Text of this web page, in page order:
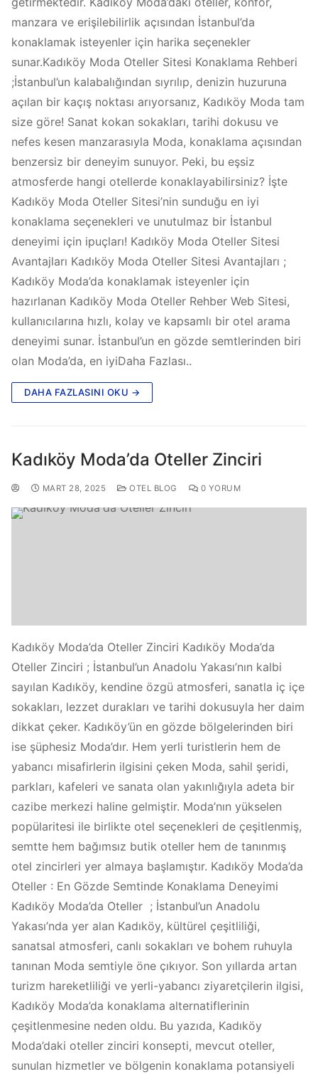
manzara ve erişilebilirlik açısından İstanbul’da
konaklamak isteyenler için harika seçenekler
sunar.Kadıköy Moda Oteller Sitesi Konaklama Rehberi
;İstanbul’un kalabalığından sıyrılıp, denizin huzuruna
açılan bir kaçış noktası arıyorsanız, Kadıköy Moda tam
size göre! Sanat kokan sokakları, tarihi dokusu ve
nefes kesen manzarasıyla Moda, konaklama açısından
benzersiz bir deneyim sunuyor. Peki, bu eşsiz
atmosferde hangi otellerde konaklayabilirsiniz? İşte
Kadıköy Moda Oteller Sitesi’nin sunduğu en iyi
konaklama seçenekleri ve unutulmaz bir İstanbul
deneyimi için ipuçları! Kadıköy Moda Oteller Sitesi
Avantajları Kadıköy Moda Oteller Sitesi Avantajları ;
Kadıköy Moda’da konaklamak isteyenler için
hazırlanan Kadıköy Moda Oteller Rehber Web Sitesi,
kullanıcılarına hızlı, kolay ve kapsamlı bir otel arama
deneyimi sunar. İstanbul’un en gözde semtlerinden biri
olan Moda’da, en iyiDaha Fazlası..
DAHA FAZLASINI OKU →
Kadıköy Moda’da Oteller Zinciri
MART 28, 2025 OTEL BLOG 0 YORUM
Kadıköy Moda’da Oteller Zinciri Kadıköy Moda’da
Oteller Zinciri ; İstanbul’un Anadolu Yakası’nın kalbi
sayılan Kadıköy, kendine özgü atmosferi, sanatla iç içe
sokakları, lezzet durakları ve tarihi dokusuyla her daim
dikkat çeker. Kadıköy’ün en gözde bölgelerinden biri
ise şüphesiz Moda’dır. Hem yerli turistlerin hem de
yabancı misafirlerin ilgisini çeken Moda, sahil şeridi,
parkları, kafeleri ve sanata olan yakınlığıyla adeta bir
cazibe merkezi haline gelmiştir. Moda’nın yükselen
popülaritesi ile birlikte otel seçenekleri de çeşitlenmiş,
semtte hem bağımsız butik oteller hem de tanınmış
otel zincirleri yer almaya başlamıştır. Kadıköy Moda’da
Oteller : En Gözde Semtinde Konaklama Deneyimi
Kadıköy Moda’da Oteller ; İstanbul’un Anadolu
Yakası’nda yer alan Kadıköy, kültürel çeşitliliği,
sanatsal atmosferi, canlı sokakları ve bohem ruhuyla
tanınan Moda semtiyle öne çıkıyor. Son yıllarda artan
turizm hareketliliği ve yerli-yabancı ziyaretçilerin ilgisi,
Kadıköy Moda’da konaklama alternatiflerinin
çeşitlenmesine neden oldu. Bu yazıda, Kadıköy
Moda’daki oteller zinciri konsepti, mevcut oteller,
sunulan hizmetler ve bölgenin konaklama potansiyeli